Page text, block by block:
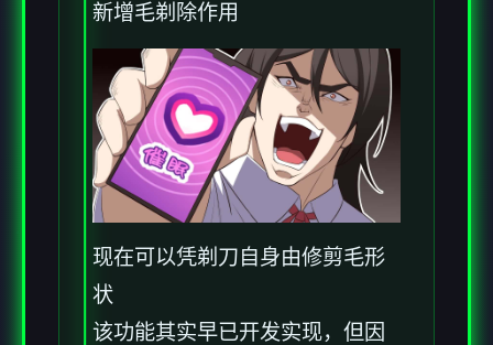
新增毛剃除作用
现在可以凭剃刀自身由修剪毛形
状
该功能其实早已开发实现，但因